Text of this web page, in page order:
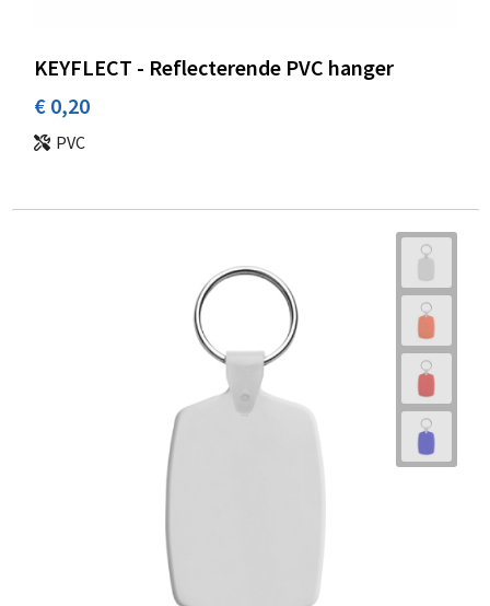
KEYFLECT - Reflecterende PVC hanger
€ 0,20
PVC